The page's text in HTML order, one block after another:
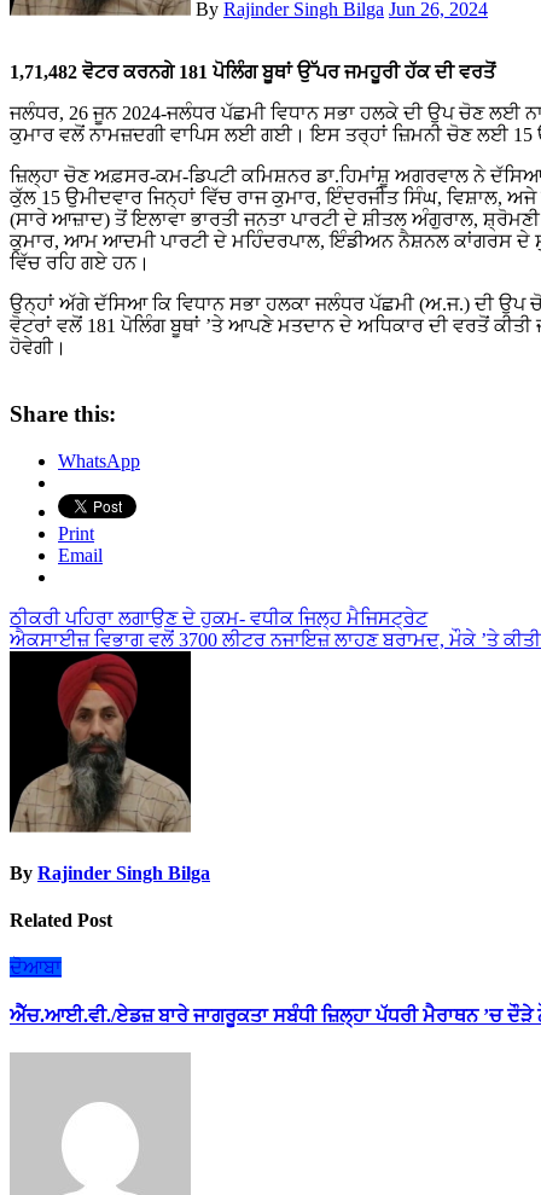
By Rajinder Singh Bilga Jun 26, 2024
1,71,482 ਵੋਟਰ ਕਰਨਗੇ 181 ਪੋਲਿੰਗ ਬੂਥਾਂ ਉੱਪਰ ਜਮਹੂਰੀ ਹੱਕ ਦੀ ਵਰਤੋਂ
ਜਲੰਧਰ, 26 ਜੂਨ 2024-ਜਲੰਧਰ ਪੱਛਮੀ ਵਿਧਾਨ ਸਭਾ ਹਲਕੇ ਦੀ ਉਪ ਚੋਣ ਲਈ
ਕੁਮਾਰ ਵਲੋਂ ਨਾਮਜ਼ਦਗੀ ਵਾਪਿਸ ਲਈ ਗਈ। ਇਸ ਤਰ੍ਹਾਂ ਜ਼ਿਮਨੀ ਚੋਣ ਲਈ 15
ਜ਼ਿਲ੍ਹਾ ਚੋਣ ਅਫ਼ਸਰ-ਕਮ-ਡਿਪਟੀ ਕਮਿਸ਼ਨਰ ਡਾ.ਹਿਮਾਂਸ਼ੂ ਅਗਰਵਾਲ ਨੇ
ਕੁੱਲ 15 ਉਮੀਦਵਾਰ ਜਿਨ੍ਹਾਂ ਵਿੱਚ ਰਾਜ ਕੁਮਾਰ, ਇੰਦਰਜੀਤ ਸਿੰਘ, ਵਿਸ਼ਾਲ,
(ਸਾਰੇ ਆਜ਼ਾਦ) ਤੋਂ ਇਲਾਵਾ ਭਾਰਤੀ ਜਨਤਾ ਪਾਰਟੀ ਦੇ ਸ਼ੀਤਲ ਅੰਗੁਰਾਲ,
ਕੁਮਾਰ, ਆਮ ਆਦਮੀ ਪਾਰਟੀ ਦੇ ਮਹਿੰਦਰਪਾਲ, ਇੰਡੀਅਨ ਨੈਸ਼ਨਲ ਕਾਂਗਰਸ ਦੇ
ਵਿੱਚ ਰਹਿ ਗਏ ਹਨ।
ਉਨ੍ਹਾਂ ਅੱਗੇ ਦੱਸਿਆ ਕਿ ਵਿਧਾਨ ਸਭਾ ਹਲਕਾ ਜਲੰਧਰ ਪੱਛਮੀ (ਅ.ਜ.) ਦੀ ਉਪ
ਵੋਟਰਾਂ ਵਲੋਂ 181 ਪੋਲਿੰਗ ਬੂਥਾਂ ’ਤੇ ਆਪਣੇ ਮਤਦਾਨ ਦੇ ਅਧਿਕਾਰ ਦੀ ਵਰਤੋਂ
ਹੋਵੇਗੀ।
Share this:
WhatsApp
Print
Email
Post
navigation
ਠੀਕਰੀ ਪਹਿਰਾ ਲਗਾਉਣ ਦੇ ਹੁਕਮ- ਵਧੀਕ ਜਿਲ੍ਹ ਮੈਜਿਸਟ੍ਰੇਟ
ਐਕਸਾਈਜ਼ ਵਿਭਾਗ ਵਲੋਂ 3700 ਲੀਟਰ ਨਜਾਇਜ਼ ਲਾਹਣ ਬਰਾਮਦ, ਮੌਕੇ ’ਤੇ
By Rajinder Singh Bilga
Related Post
ਦੋਆਬਾ
ਐੱਚ.ਆਈ.ਵੀ./ਏਡਜ਼ ਬਾਰੇ ਜਾਗਰੂਕਤਾ ਸਬੰਧੀ ਜ਼ਿਲ੍ਹਾ ਪੱਧਰੀ ਮੈਰਾਥਨ ’ਚ ਦੌੜੇ